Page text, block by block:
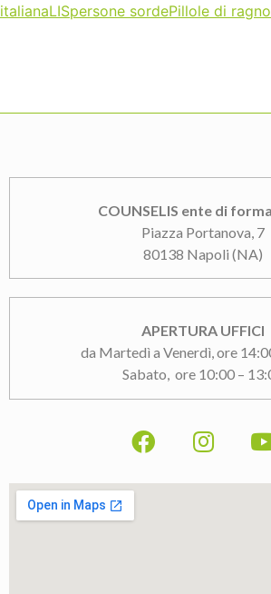
italianaLISpersone sordePillole di ragno
COUNSELIS ente di
Piazza Portanova, 7
80138 Napoli (NA)
APERTURA UFFICI
da Martedì a Venerdì, ore
Sabato, ore 10:00 –